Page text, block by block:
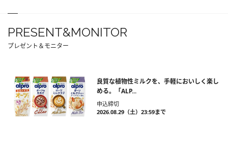
PRESENT&MONITOR
プレゼント＆モニター
良質な植物性ミルクを、手軽においしく楽し
める。「ALP...
申込締切
2026.08.29（土）23:59まで